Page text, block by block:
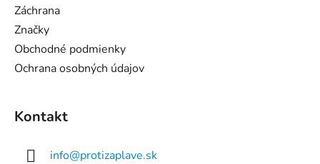
Záchrana
Značky
Obchodné podmienky
Ochrana osobných údajov
Kontakt
info@protizaplave.sk